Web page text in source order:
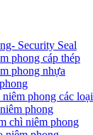
Security Seal
phong cáp thép
phong nhựa
phong các loại
phong
chì niêm phong